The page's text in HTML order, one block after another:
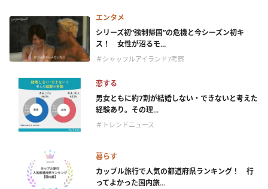
エンタメ
シリーズ初“強制帰国”の危機と今シーズン初キ
ス！ 女性が沼るモ...
＃シャッフルアイランド7考察
恋する
男女ともに約7割が結婚しない・できないと考えた
経験あり。その理...
＃トレンドニュース
暮らす
カップル旅行で人気の都道府県ランキング！ 行
ってよかった国内旅...